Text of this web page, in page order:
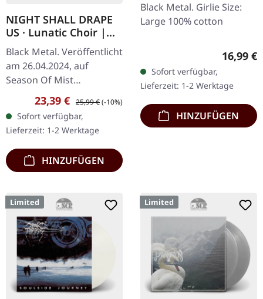
NIGHT SHALL DRAPE
US · Lunatic Choir |
BLACK LP
Black Metal. Veröffentlicht
am 26.04.2024, auf
Season Of Mist
Underground Activists.
Schwarzes Vinyl im
Standard-Cover. Night
Shall Drape Us…
Verkaufspreis:
23,39 € Regulärer Preis:
25,99 €(-10%)
Sofort verfügbar,
Lieferzeit: 1-2 Werktage
HINZUFÜGEN
Black Metal. Girlie Size:
Large 100% cotton
16,99 €
Sofort verfügbar,
Lieferzeit: 1-2 Werktage
HINZUFÜGEN
Limited Limited